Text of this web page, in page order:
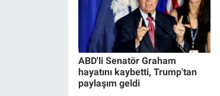
ABD'li Senatör Graham
hayatını kaybetti, Trump'tan
paylaşım geldi